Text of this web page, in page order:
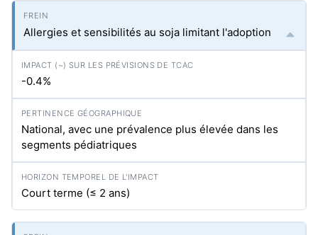
Allergies et sensibilités au soja limitant l'adoption
-0.4%
National, avec une prévalence plus élevée dans les
segments pédiatriques
Court terme (≤ 2 ans)